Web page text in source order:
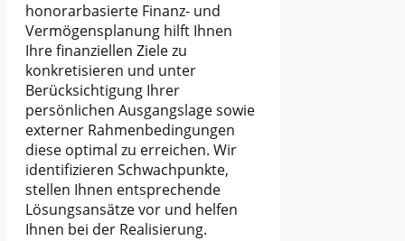
honorarbasierte Finanz- und
Vermögensplanung hilft Ihnen
Ihre finanziellen Ziele zu
konkretisieren und unter
Berücksichtigung Ihrer
persönlichen Ausgangslage sowie
externer Rahmenbedingungen
diese optimal zu erreichen. Wir
identifizieren Schwachpunkte,
stellen Ihnen entsprechende
Lösungsansätze vor und helfen
Ihnen bei der Realisierung.